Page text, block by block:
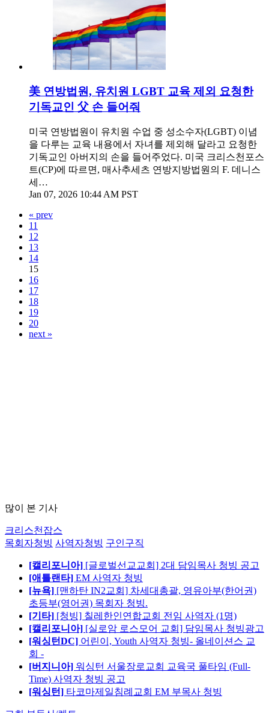
美 연방법원, 유치원 LGBT 교육 제외 요청한
기독교인 父 손 들어줘
미국 연방법원이 유치원 수업 중 성소수자(LGBT) 이념
을 다루는 교육 내용에서 자녀를 제외해 달라고 요청한
기독교인 아버지의 손을 들어주었다. 미국 크리스천포스
트(CP)에 따르면, 매사추세츠 연방지방법원의 F. 데니스
세…
Jan 07, 2026 10:44 AM PST
« prev
11
12
13
14
15
16
17
18
19
20
next »
많이 본 기사
크리스천잡스
목회자청빙 사역자청빙 구인구직
[캘리포니아] [글로벌선교교회] 2대 담임목사 청빙 공고
[애틀랜타] EM 사역자 청빙
[뉴욕] [맨하탄 IN2교회] 차세대총괄, 영유아부(한어권)
초등부(영어권) 목회자 청빙.
[기타] [청빙] 칠레한인연합교회 전임 사역자 (1명)
[캘리포니아] [실로암 로스모어 교회] 담임목사 청빙광고
[워싱턴DC] 어린이, Youth 사역자 청빙- 올네이션스 교
회 -
[버지니아] 워싱턴 서울장로교회 교육국 풀타임 (Full-
Time) 사역자 청빙 공고
[워싱턴] 타코마제일침례교회 EM 부목사 청빙